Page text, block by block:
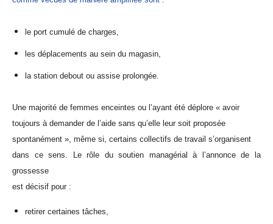
le port cumulé de charges,
les déplacements au sein du magasin,
la station debout ou assise prolongée.
Une majorité de femmes enceintes ou l’ayant été déplore « avoir
toujours à demander de l’aide sans qu’elle leur soit proposée
spontanément », même si, certains collectifs de travail s’organisent
dans ce sens. Le rôle du soutien managérial à l’annonce de la
grossesse
est décisif pour :
retirer certaines tâches,